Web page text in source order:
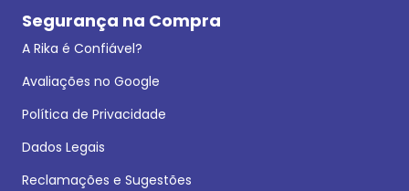
Segurança na Compra
A Rika é Confiável?
Avaliações no Google
Política de Privacidade
Dados Legais
Reclamações e Sugestões